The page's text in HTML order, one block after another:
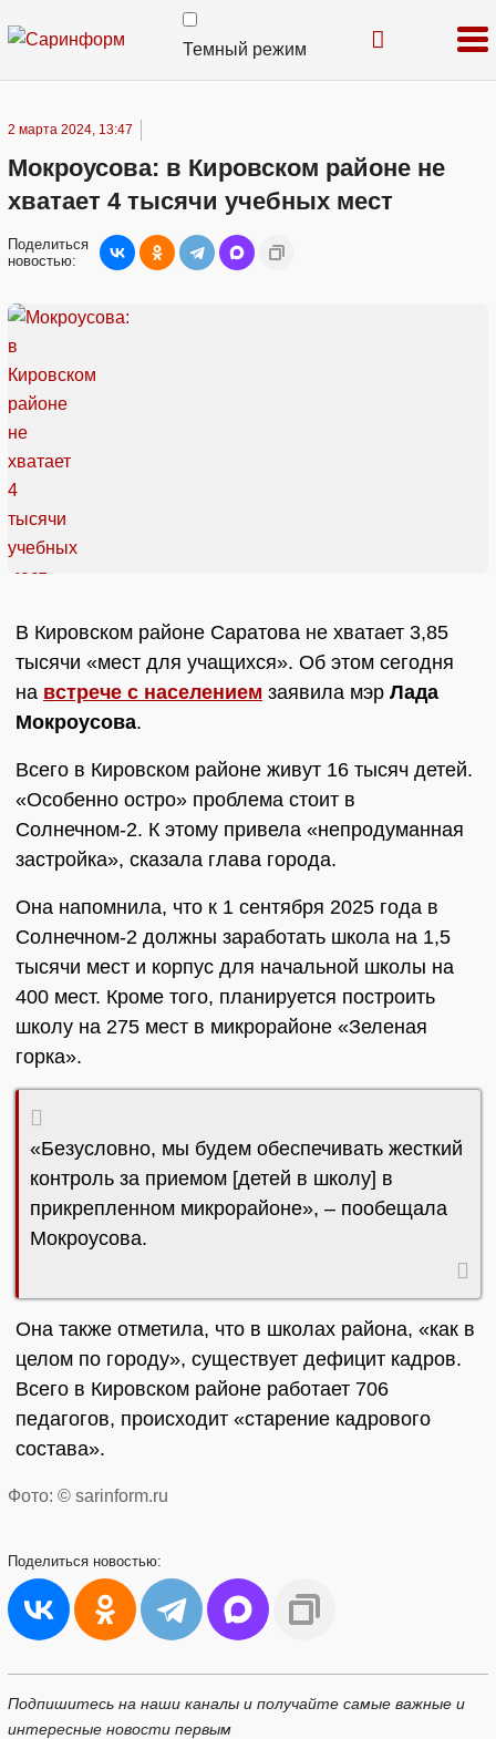
Темный режим
2 марта 2024, 13:47
Мокроусова: в Кировском районе не
хватает 4 тысячи учебных мест
Поделиться
новостью:
В Кировском районе Саратова не хватает 3,85
тысячи «мест для учащихся». Об этом сегодня
на встрече с населением заявила мэр Лада
Мокроусова.
Всего в Кировском районе живут 16 тысяч детей.
«Особенно остро» проблема стоит в
Солнечном-2. К этому привела «непродуманная
застройка», сказала глава города.
Она напомнила, что к 1 сентября 2025 года в
Солнечном-2 должны заработать школа на 1,5
тысячи мест и корпус для начальной школы на
400 мест. Кроме того, планируется построить
школу на 275 мест в микрорайоне «Зеленая
горка».
«Безусловно, мы будем обеспечивать жесткий
контроль за приемом [детей в школу] в
прикрепленном микрорайоне», – пообещала
Мокроусова.
Она также отметила, что в школах района, «как в
целом по городу», существует дефицит кадров.
Всего в Кировском районе работает 706
педагогов, происходит «старение кадрового
состава».
Фото: © sarinform.ru
Поделиться новостью:
Подпишитесь на наши каналы и получайте самые важные и
интересные новости первым